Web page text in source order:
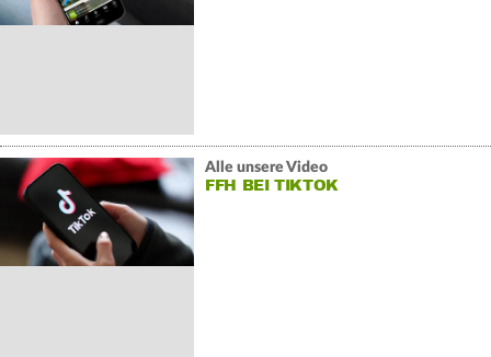
Alle unsere Video
FFH BEI TIKTOK